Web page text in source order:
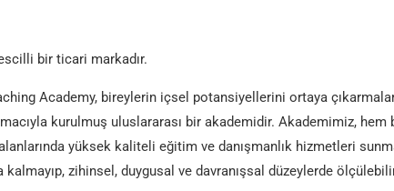
bir ticari markadır.
Academy, bireylerin içsel potansiyellerini ortaya
kurulmuş uluslararası bir akademidir. Akademimiz,
yüksek kaliteli eğitim ve danışmanlık hizmetleri
zihinsel, duygusal ve davranışsal düzeylerde